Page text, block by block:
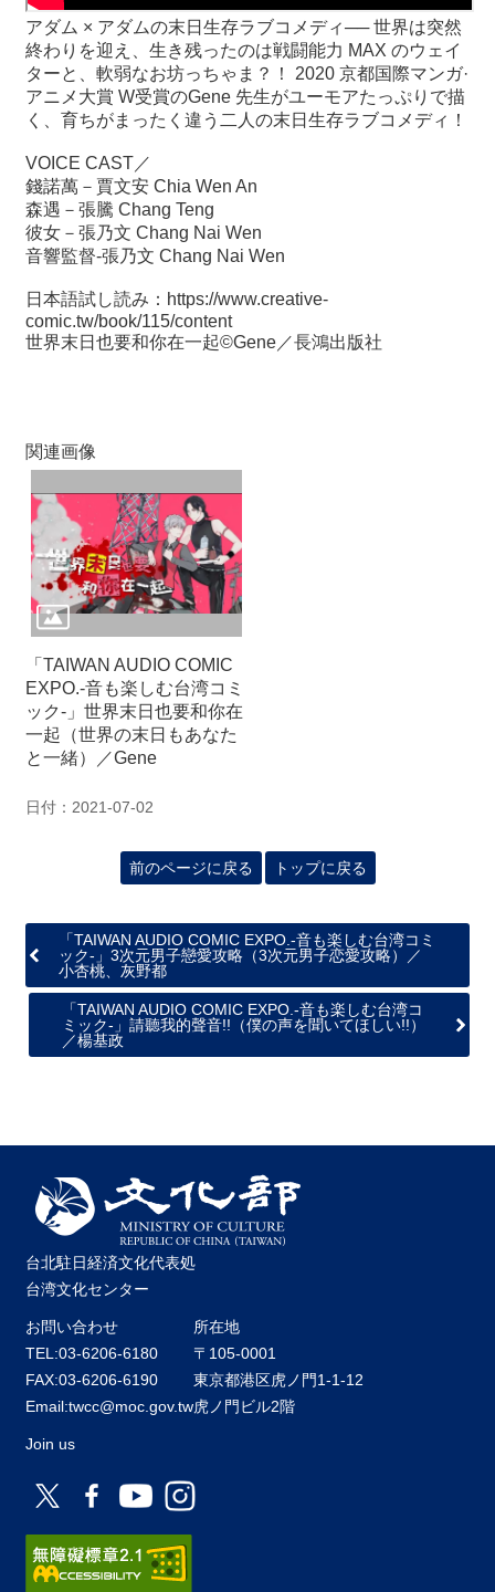
湾
の
本
関
リ
ン
ク
ー
ム
ッ
アダム × アダムの末日生存ラブコメディ── 世界は突然
終わりを迎え、生き残ったのは戦闘能力 MAX のウェイ
ターと、軟弱なお坊っちゃま？！ 2020 京都国際マンガ·
アニメ大賞 W受賞のGene 先生がユーモアたっぷりで描
く、育ちがまったく違う二人の末日生存ラブコメディ！
VOICE CAST／
錢諾萬－賈文安 Chia Wen An
森遇－張騰 Chang Teng
彼女－張乃文 Chang Nai Wen
音響監督-張乃文 Chang Nai Wen
日本語試し読み： https://www.creative-
comic.tw/book/115/content
世界末日也要和你在一起©Gene／長鴻出版社
関連画像
「TAIWAN AUDIO COMIC
EXPO.‐音も楽しむ台湾コミ
ック‐」世界末日也要和你在
一起（世界の末日もあなた
と一緒）／Gene
日付：2021-07-02
前のページに戻る トップに戻る
「TAIWAN AUDIO COMIC EXPO.‐音も楽しむ台湾コミ
ック‐」3次元男子戀愛攻略（3次元男子恋愛攻略）／
小杏桃、灰野都
「TAIWAN AUDIO COMIC EXPO.‐音も楽しむ台湾コ
ミック‐」請聽我的聲音!!（僕の声を聞いてほしい!!）
／楊基政
台北駐日経済文化代表処
台湾文化センター
お問い合わせ
TEL:03-6206-6180
FAX:03-6206-6190
Email:twcc@moc.gov.tw
所在地
〒105-0001
東京都港区虎ノ門1-1-12
虎ノ門ビル2階
Join us